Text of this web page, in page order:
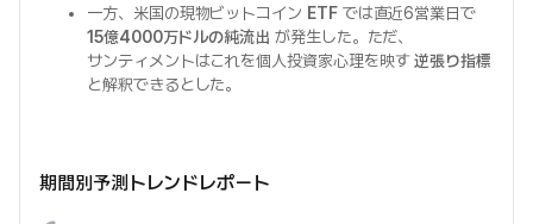
一方、米国の現物ビットコイン ETFでは直近6営業日で
15億4000万ドルの純流出 が発生した。ただ、
サンティメントはこれを個人投資家心理を映す逆張り指標
と解釈できるとした。
期間別予測トレンドレポート